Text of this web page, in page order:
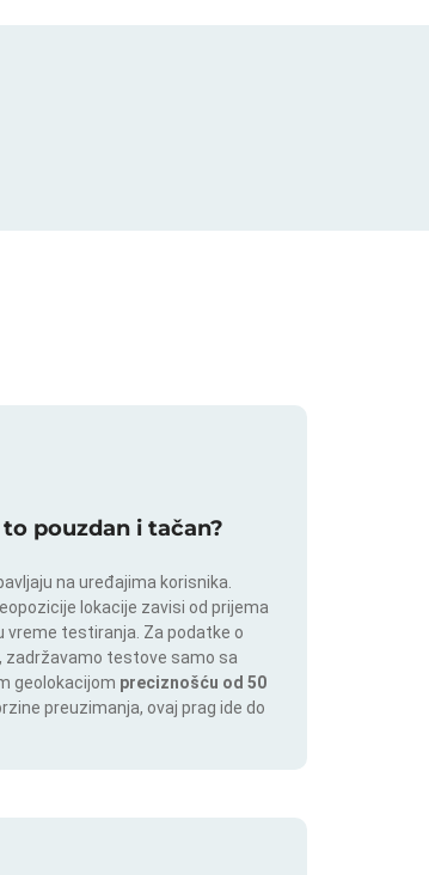
pouzdan i tačan?
na uređajima korisnika.
lokacije zavisi od prijema
vreme testiranja. Za podatke o
zadržavamo testove samo sa
geolokacijom preciznošću od 50
preuzimanja, ovaj prag ide do